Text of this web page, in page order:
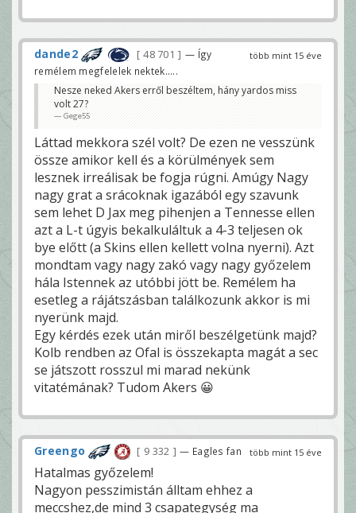
több mint 15 éve
dande2 48 701
— Így
remélem megfelelek nektek.....
Nesze neked Akers erről beszéltem, hány yardos miss
volt 27?
Gege55
Láttad mekkora szél volt? De ezen ne vesszünk
össze amikor kell és a körülmények sem
lesznek irreálisak be fogja rúgni. Amúgy Nagy
nagy grat a srácoknak igazából egy szavunk
sem lehet D Jax meg pihenjen a Tennesse ellen
azt a L-t úgyis bekalkuláltuk a 4-3 teljesen ok
bye előtt (a Skins ellen kellett volna nyerni). Azt
mondtam vagy nagy zakó vagy nagy győzelem
hála Istennek az utóbbi jött be. Remélem ha
esetleg a rájátszásban találkozunk akkor is mi
nyerünk majd.
Egy kérdés ezek után miről beszélgetünk majd?
Kolb rendben az Ofal is összekapta magát a sec
se játszott rosszul mi marad nekünk
vitatémának? Tudom Akers 😀
több mint 15 éve
Greengo 9 332 — Eagles fan
Hatalmas győzelem!
Nagyon pesszimistán álltam ehhez a
meccshez,de mind 3 csapategység ma